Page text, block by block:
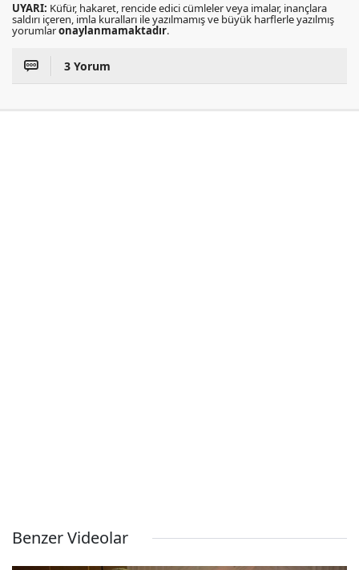
UYARI: Küfür, hakaret, rencide edici cümleler veya imalar, inançlara
saldırı içeren, imla kuralları ile yazılmamış ve büyük harflerle yazılmış
yorumlaronaylanmamaktadır.
3 Yorum
Benzer Videolar